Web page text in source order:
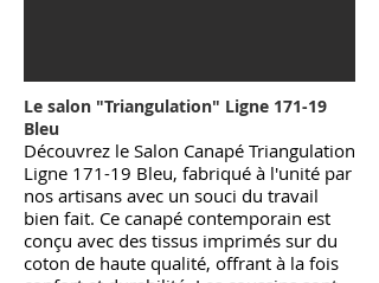
Le salon "Triangulation" Ligne 171-19
Bleu
Découvrez le Salon Canapé Triangulation
Ligne 171-19 Bleu, fabriqué à l'unité par
nos artisans avec un souci du travail
bien fait. Ce canapé contemporain est
conçu avec des tissus imprimés sur du
coton de haute qualité, offrant à la fois